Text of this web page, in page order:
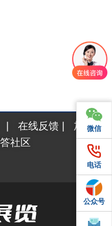
微信
电话
QQ
微信
电话
公众号
| 在线反馈| 加入我
社区